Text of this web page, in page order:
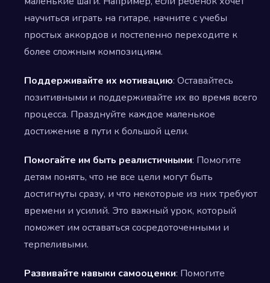
научиться играть на гитаре, начните с учебы
простых аккордов и постепенно переходите к
более сложным композициям.
Поддерживайте их мотивацию: Оставайтесь
позитивными и поддерживайте их во время всего
процесса. Празднуйте каждое маленькое
достижение в пути к большой цели.
Помогайте им быть реалистичными: Помогите
детям понять, что не все цели могут быть
достигнуты сразу, и что некоторые из них требуют
времени и усилий. Это важный урок, который
поможет им оставаться сосредоточенными и
терпеливыми.
Развивайте навыки самооценки: Помогите